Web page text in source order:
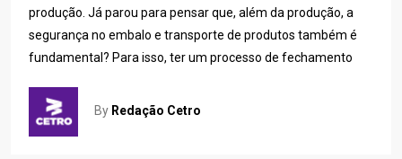
produção. Já parou para pensar que, além da produção, a
segurança no embalo e transporte de produtos também é
fundamental? Para isso, ter um processo de fechamento
By Redação Cetro